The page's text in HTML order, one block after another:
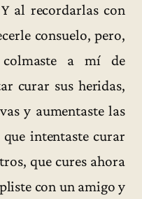
al recordarlas con
consuelo, pero,
a mí de
curar sus heridas,
y aumentaste las
intentaste curar
que cures ahora
con un amigo y